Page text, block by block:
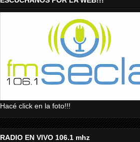
Hacé click en la foto!!!
RADIO EN VIVO 106.1 mhz